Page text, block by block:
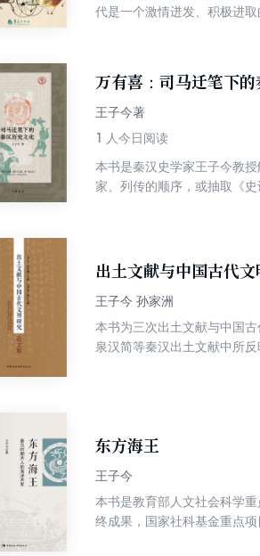
代是一个激情迸发、积极进
向我们展示了一个群星闪耀
“栽培酷吏”呈现了汉武帝的多
万有喜：司马迁笔下的
王子今著
1 人今日阅读
本书是秦汉史学家王子今教
家、列传的顺序，或抽取《
出土文献与中国古代
王子今 孙家洲
本书为三次出土文献与中国
泉汉简等秦汉出土文献中所
东方海王
王子今
本书是教育部人文社会科学
终成果，国家社科基金重点